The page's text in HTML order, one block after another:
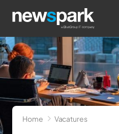
Home Vacatures